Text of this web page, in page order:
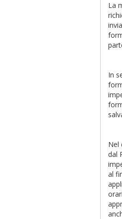
La
In
Nel
dal
al